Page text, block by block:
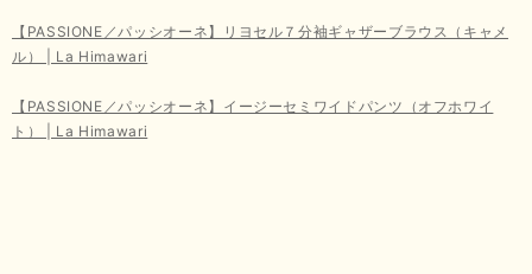
【PASSIONE／パッシオーネ】リヨセル７分袖ギャザーブラウス（キャメ
ル） | La Himawari
【PASSIONE／パッシオーネ】イージーセミワイドパンツ（オフホワイ
ト） | La Himawari